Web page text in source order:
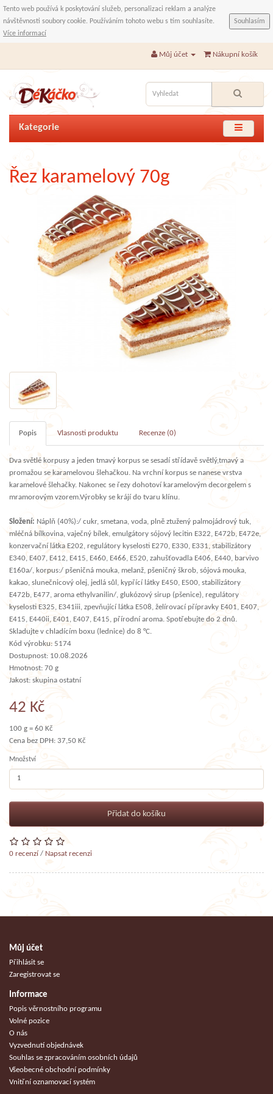
Tento web používá k poskytování služeb, personalizaci reklam a analýze
návštěvnosti soubory cookie. Používáním tohoto webu s tím souhlasíte.
Více informací
Souhlasím
Můj účet Nákupní košík
Kategorie
Řez karamelový 70g
Popis Vlasnosti produktu Recenze (0)
Dva světlé korpusy a jeden tmavý korpus se sesadí střídavě světlý,tmavý a
promažou se karamelovou šlehačkou. Na vrchní korpus se nanese vrstva
karamelové šlehačky. Nakonec se řezy dohotoví karamelovým decorgelem s
mramorovým vzorem.Výrobky se krájí do tvaru klínu.
Složení: Náplň (40%):/ cukr, smetana, voda, plně ztužený palmojádrový tuk,
mléčná bílkovina, vaječný bílek, emulgátory sójový lecitin E322, E472b, E472e,
konzervační látka E202, regulátory kyselosti E270, E330, E331, stabilizátory
E340, E407, E412, E415, E460, E466, E520, zahušťovadla E406, E440, barvivo
E160a/, korpus:/ pšeničná mouka, melanž, pšeničný škrob, sójová mouka,
kakao, slunečnicový olej, jedlá sůl, kypřící látky E450, E500, stabilizátory
E472b, E477, aroma ethylvanilin/, glukózový sirup (pšenice), regulátory
kyselosti E325, E341iii, zpevňující látka E508, želírovací přípravky E401, E407,
E415, E440ii, E401, E407, E415, přírodní aroma. Spotřebujte do 2 dnů.
Skladujte v chladícím boxu (lednice) do 8 °C.
Kód výrobku: 5174
Dostupnost: 10.08.2026
Hmotnost: 70 g
Jakost: skupina ostatní
42 Kč
100 g = 60 Kč
Cena bez DPH: 37,50 Kč
Množství
Přidat do košíku
0 recenzí/ Napsat recenzi
Můj účet
Přihlásit se
Zaregistrovat se
Informace
Popis věrnostního programu
Volné pozice
O nás
Vyzvednutí objednávek
Souhlas se zpracováním osobních údajů
Všeobecné obchodní podmínky
Vnitřní oznamovací systém